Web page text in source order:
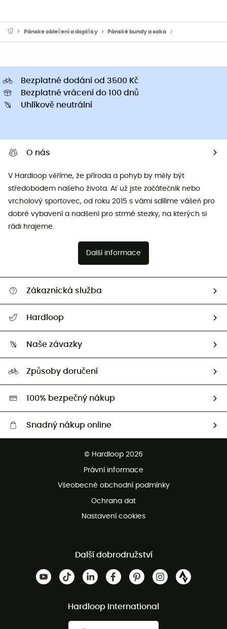
Pánske oblečeni a doplňky Pánské bundy a saka
Bezplatné dodání od 3500 Kč
Bezplatné vrácení do 100 dnů
Uhlíkově neutrální
O nás
V Hardloop věříme, že příroda a pohyb by měly být
středobodem našeho života. Ať už jste začátečník nebo
vrcholový sportovec, od roku 2015 s vámi sdílíme vášeň pro
dobré vybavení a nadšení pro strmé stezky, na kterých si
rádi hrajeme.
Další informace
Zákaznická služba
Vrácení zboží a peněz
Hardloop
Naši Ambasadoři
Naše závazky
HardGreen
Způsoby doručení
100% bezpečný nákup
Snadný nákup online
Bezplatná zákaznická služba
© Hardloop 2026
Právní informace
Všeobecné obchodní podmínky
Ochrana dat
Nastavení cookies
Další dobrodružství
Hardloop International